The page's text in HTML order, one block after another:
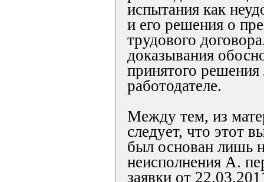
испытания как
и его решения о
трудового
доказывания
принятого
работодателе.
Между тем, из
следует, что этот
был основан лишь
неисполнения А.
заявки от